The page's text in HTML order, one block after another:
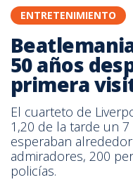
ENTRETENIMIENTO
50 años
primera
El cuarteto de
1,20 de la tarde un
esperaban
admiradores, 200
policías.